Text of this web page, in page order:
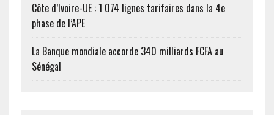
Côte d’Ivoire-UE : 1 074 lignes tarifaires dans la 4e
phase de l’APE
La Banque mondiale accorde 340 milliards FCFA au
Sénégal